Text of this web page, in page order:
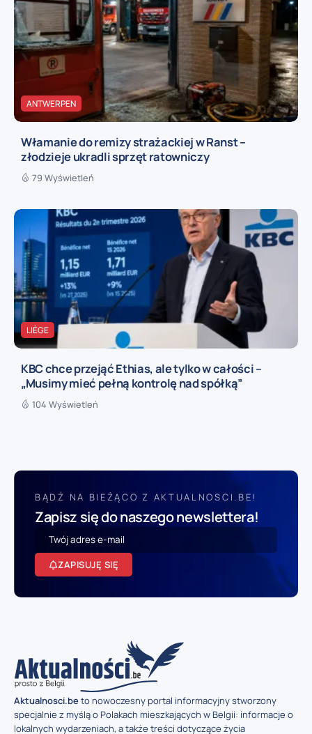
ANTWERPEN
Włamanie do remizy strażackiej w Ranst –
złodzieje ukradli sprzęt ratowniczy
79 Wyświetleń
LIÈGE
KBC chce przejąć Ethias, ale tylko w całości –
„Musimy mieć pełną kontrolę nad spółką”
104 Wyświetleń
BĄDŹ NA BIEŻĄCO Z AKTUALNOSCI.BE!
Zapisz się do naszego newslettera!
ZAPISUJĘ SIĘ
Aktualnosci.beto nowoczesny portal informacyjny stworzony
specjalnie z myślą o Polakach mieszkających w Belgii: informacje o
lokalnych wydarzeniach, a także treści dotyczące życia